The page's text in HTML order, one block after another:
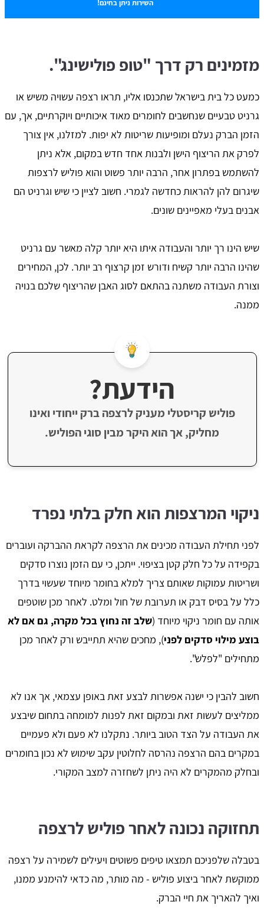
השירות ניתן בחינם!
מזמינים רק דרך "טופ פולישינג".
כמעט כל בית בישראל שתכנסו אליו, תראו רצפה עשויה משיש או
גרניט טבעיים שנחשבים לחומרים מאוד איכותיים ויוקרתיים, אך, עם
הזמן הברק נעלם ומופיעות שריטות לא יפות. למזלנו, אין צורך
לפרק את הריצוף הישן ולבנות אחד חדש במקום, אלא ניתן
להשתמש בפתרון אחר, הרבה יותר פשוט והוא פוליש לרצפות
שיגרום להן להראות כחדשה לגמרי. חשוב לציין כי שיש וגרניט הם
אבנים בעלי מאפיינים שונים.
שיש הינו רך יותר והעבודה איתו היא יותר קלה מאשר עם גרניט
שהינו הרבה יותר קשיח ודורש זמן קרצוף רב יותר. לכן, המחירים
וצורת העבודה משתנה בהתאם לסוג האבן שהריצוף שלכם בנויה
ממנה.
הידעת?
פוליש קריסטלי מעניק לרצפה ברק ייחודי ואינו
מחליק, אך הוא היקר מבין סוגי הפוליש.
ניקוי המרצפות הוא חלק בלתי נפרד
לפני תחילת העבודה מכינים את הרצפה לקראת ההברקה ועוברים
בקפידה על כל חלק קטן בציפוי. ייתכן, כי עם הזמן נוצרו סדקים
ושריטות עמוקות שאותם צריך למלא בחומר מיוחד שעשוי בדרך
כלל על בסיס דבק או תערובת של חול ומלט. לאחר מכן שוטפים
אותה עם חומר ניקוי מיוחד (שלב זה נחוץ בכל מקרה, גם אם לא
בוצע מילוי סדקים לפני), מחכים שהיא תתייבש ורק לאחר מכן
מתחילים "לפלש".
חשוב להבין כי ישנה אפשרות לבצע זאת באופן עצמאי, אך אנו לא
ממליצים לעשות זאת ובמקום זאת לפנות למומחה בתחום שיבצע
את העבודה על הצד הטוב ביותר. נתקלנו לא פעם ולא פעמיים
במקרים בהם הרצפה נהרסה לחלוטין עקב שימוש לא נכון בחומרים
ובחלק מהמקרים לא היה ניתן לשחזרה למצב המקורי.
תחזוקה נכונה לאחר פוליש לרצפה
בטבלה שלפניכם תמצאו טיפים פשוטים ויעילים לשמירה על רצפה
ממוקשת לאחר ביצוע פוליש - מה מותר, מה כדאי להימנע ממנו,
ואיך להאריך את חיי הברק.